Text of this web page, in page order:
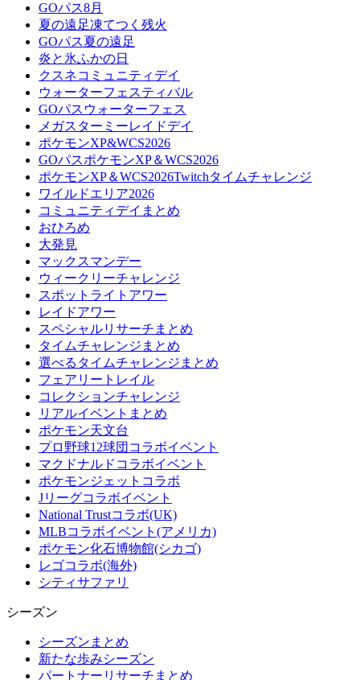
GOパス8月
夏の遠足凍てつく残火
GOパス夏の遠足
炎と氷ふかの日
クスネコミュニティデイ
ウォーターフェスティバル
GOパスウォーターフェス
メガスターミーレイドデイ
ポケモンXP&WCS2026
GOパスポケモンXP＆WCS2026
ポケモンXP＆WCS2026Twitchタイムチャレンジ
ワイルドエリア2026
コミュニティデイまとめ
おひろめ
大発見
マックスマンデー
ウィークリーチャレンジ
スポットライトアワー
レイドアワー
スペシャルリサーチまとめ
タイムチャレンジまとめ
選べるタイムチャレンジまとめ
フェアリートレイル
コレクションチャレンジ
リアルイベントまとめ
ポケモン天文台
プロ野球12球団コラボイベント
マクドナルドコラボイベント
ポケモンジェットコラボ
Jリーグコラボイベント
National Trustコラボ(UK)
MLBコラボイベント(アメリカ)
ポケモン化石博物館(シカゴ)
レゴコラボ(海外)
シティサファリ
シーズン
シーズンまとめ
新たな歩みシーズン
パートナーリサーチまとめ